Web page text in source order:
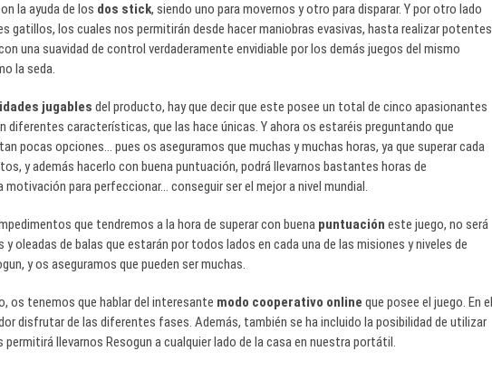
la ayuda de los dos stick, siendo uno para movernos y otro para disparar. Y por otro lado
gatillos, los cuales nos permitirán desde hacer maniobras evasivas, hasta realizar potentes
una suavidad de control verdaderamente envidiable por los demás juegos del mismo
la seda.
jugables del producto, hay que decir que este posee un total de cinco apasionantes
diferentes características, que las hace únicas. Y ahora os estaréis preguntando que
pocas opciones… pues os aseguramos que muchas y muchas horas, ya que superar cada
y además hacerlo con buena puntuación, podrá llevarnos bastantes horas de
motivación para perfeccionar… conseguir ser el mejor a nivel mundial.
que tendremos a la hora de superar con buena puntuación este juego, no será
oleadas de balas que estarán por todos lados en cada una de las misiones y niveles de
y os aseguramos que pueden ser muchas.
os tenemos que hablar del interesante modo cooperativo online que posee el juego. En el
disfrutar de las diferentes fases. Además, también se ha incluido la posibilidad de utilizar
llevarnos Resogun a cualquier lado de la casa en nuestra portátil.